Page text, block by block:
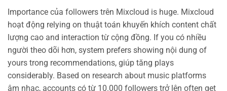
Importance của followers trên Mixcloud is huge. Mixcloud
hoạt động relying on thuật toán khuyến khích content chất
lượng cao and interaction từ cộng đồng. If you có nhiều
người theo dõi hơn, system prefers showing nội dung of
yours trong recommendations, giúp tăng plays
considerably. Based on research about music platforms
âm nhạc, accounts có từ 10.000 followers trở lên often get